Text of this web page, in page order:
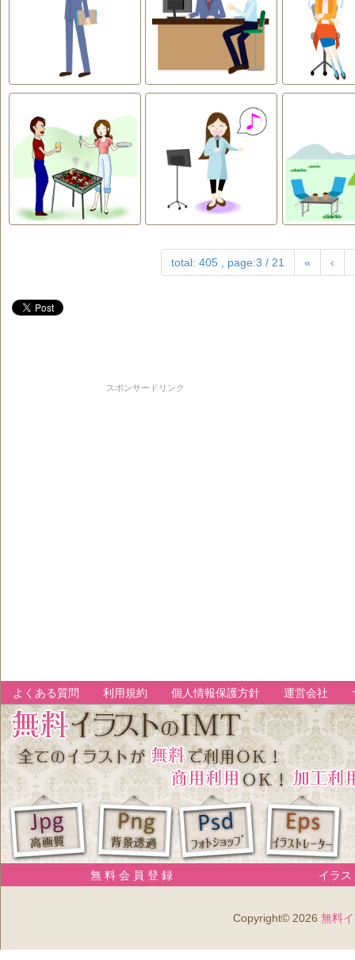
total: 405 , page:3 / 21 « ‹
スポンサードリンク
よくある質問 利用規約 個人情報保護方針 運営会社
無 料 会 員 登 録 イラス
Copyright© 2026 無料